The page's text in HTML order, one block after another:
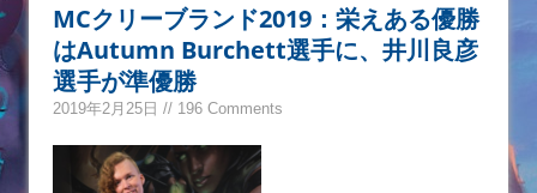
MCクリーブランド2019：栄えある優勝
はAutumn Burchett選手に、井川良彦
選手が準優勝
2019年2月25日 // 196 Comments